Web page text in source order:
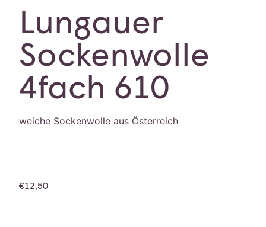
Lungauer
Sockenwolle
4fach 610
weiche Sockenwolle aus Österreich
€12,50